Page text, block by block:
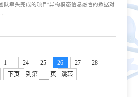
队牵头完成的项目“异构模态信息融合的数据对
1 ... 24 25 26 27 28
...
下页 到第 页 跳转